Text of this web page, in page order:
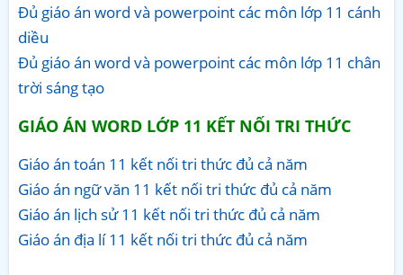
Đủ giáo án word và powerpoint các môn lớp 11 cánh
diều
Đủ giáo án word và powerpoint các môn lớp 11 chân
trời sáng tạo
GIÁO ÁN WORD LỚP 11 KẾT NỐI TRI THỨC
Giáo án toán 11 kết nối tri thức đủ cả năm
Giáo án ngữ văn 11 kết nối tri thức đủ cả năm
Giáo án lịch sử 11 kết nối tri thức đủ cả năm
Giáo án địa lí 11 kết nối tri thức đủ cả năm